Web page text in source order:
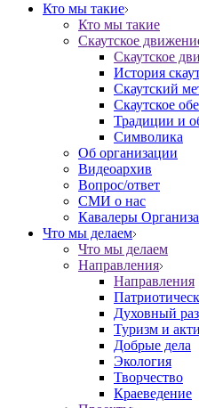
Кто мы такие
Кто мы такие
Скаутское
Скаутское
История
Скаутский
Скаутское
Традиции и
Символика
Об организации
Видеоархив
Вопрос/ответ
СМИ о нас
Кавалеры
Что мы делаем
Что мы делаем
Направления
Направления
Духовный
Туризм и
Добрые дела
Экология
Творчество
Краеведение